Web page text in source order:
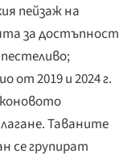
пейзаж на
за достъпност
2019 и 2024 г.
Таваните
се групират